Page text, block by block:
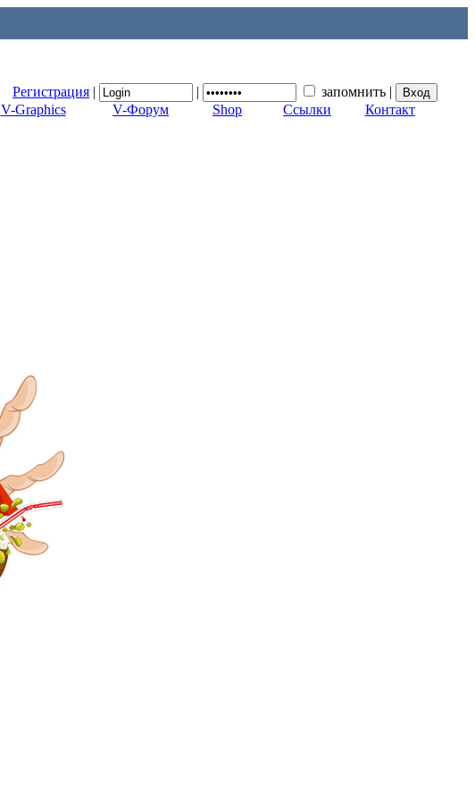
Регистрация | | запомнить |
V-Graphics
V-Форум Shop Ссылки Контакт